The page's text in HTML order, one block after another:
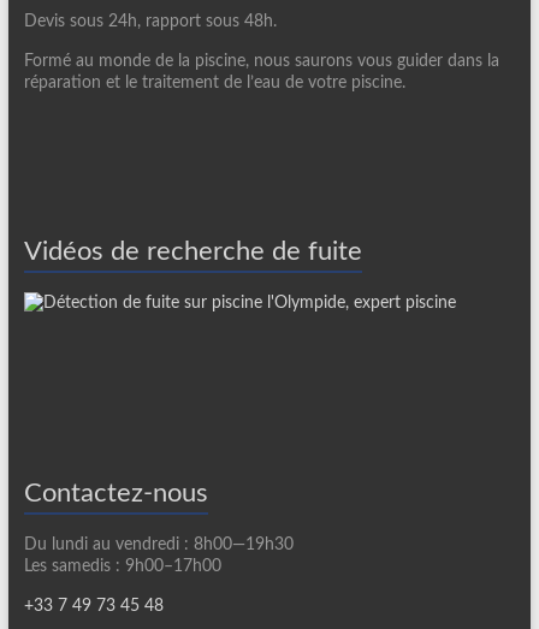
Devis sous 24h, rapport sous 48h.
Formé au monde de la piscine, nous saurons vous guider dans la
réparation et le traitement de l’eau de votre piscine.
Vidéos de recherche de fuite
Contactez-nous
Du lundi au vendredi : 8h00—19h30
Les samedis : 9h00–17h00
+33 7 49 73 45 48